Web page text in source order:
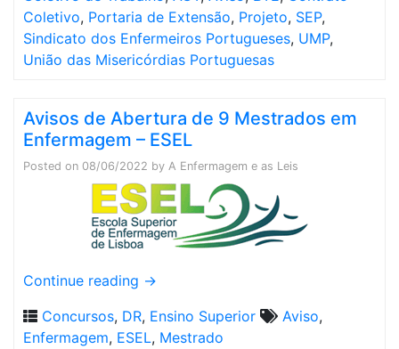
Coletivo, Portaria de Extensão, Projeto, SEP,
Sindicato dos Enfermeiros Portugueses, UMP,
União das Misericórdias Portuguesas
Avisos de Abertura de 9 Mestrados em
Enfermagem – ESEL
Posted on 08/06/2022 by A Enfermagem e as Leis
Continue reading →
Concursos, DR, Ensino Superior Aviso,
Enfermagem, ESEL, Mestrado